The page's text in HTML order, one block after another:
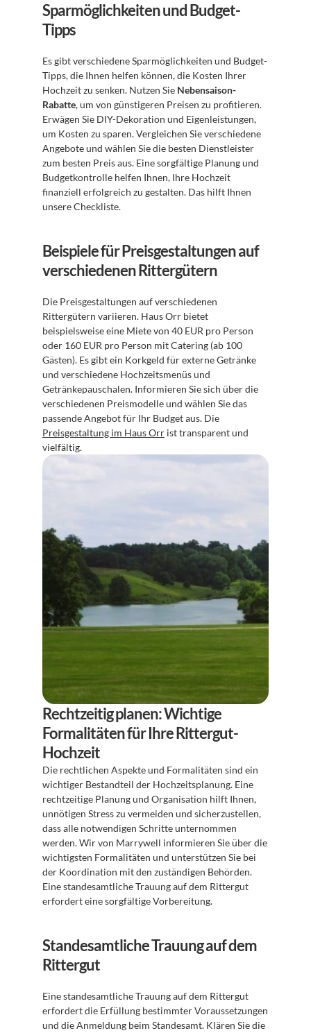
Sparmöglichkeiten und Budget-
Tipps
Es gibt verschiedene Sparmöglichkeiten und Budget-
Tipps, die Ihnen helfen können, die Kosten Ihrer
Hochzeit zu senken. Nutzen Sie Nebensaison-
Rabatte, um von günstigeren Preisen zu profitieren.
Erwägen Sie DIY-Dekoration und Eigenleistungen,
um Kosten zu sparen. Vergleichen Sie verschiedene
Angebote und wählen Sie die besten Dienstleister
zum besten Preis aus. Eine sorgfältige Planung und
Budgetkontrolle helfen Ihnen, Ihre Hochzeit
finanziell erfolgreich zu gestalten. Das hilft Ihnen
unsere Checkliste.
Beispiele für Preisgestaltungen auf
verschiedenen Rittergütern
Die Preisgestaltungen auf verschiedenen
Rittergütern variieren. Haus Orr bietet
beispielsweise eine Miete von 40 EUR pro Person
oder 160 EUR pro Person mit Catering (ab 100
Gästen). Es gibt ein Korkgeld für externe Getränke
und verschiedene Hochzeitsmenüs und
Getränkepauschalen. Informieren Sie sich über die
verschiedenen Preismodelle und wählen Sie das
Preisgestaltung im Haus Orr ist transparent und
vielfältig.
Rechtzeitig planen: Wichtige
Formalitäten für Ihre Rittergut-
Hochzeit
Die rechtlichen Aspekte und Formalitäten sind ein
wichtiger Bestandteil der Hochzeitsplanung. Eine
rechtzeitige Planung und Organisation hilft Ihnen,
unnötigen Stress zu vermeiden und sicherzustellen,
dass alle notwendigen Schritte unternommen
werden. Wir von Marrywell informieren Sie über die
wichtigsten Formalitäten und unterstützen Sie bei
der Koordination mit den zuständigen Behörden.
Eine standesamtliche Trauung auf dem Rittergut
erfordert eine sorgfältige Vorbereitung.
Standesamtliche Trauung auf dem
Rittergut
Eine standesamtliche Trauung auf dem Rittergut
erfordert die Erfüllung bestimmter Voraussetzungen